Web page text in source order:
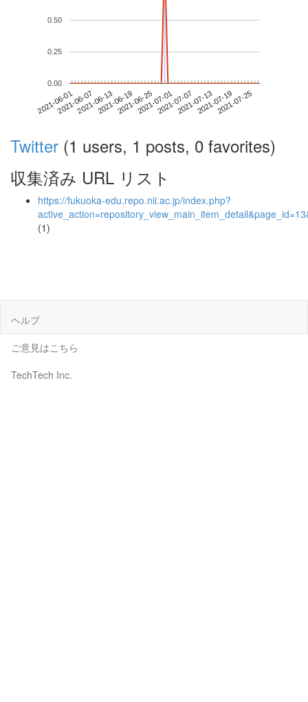
2021-06-012021-06-072021-06-132021-06-192021-06-252021-07-012021-07-072021-07-132021-07-192021-07-25
0.00
0.25
0.50
Twitter (1 users, 1 posts, 0 favorites)
収集済み URL リスト
https://fukuoka-edu.repo.nii.ac.jp/index.php?
(1)
ヘルプ
ご意見はこちら
TechTech Inc.